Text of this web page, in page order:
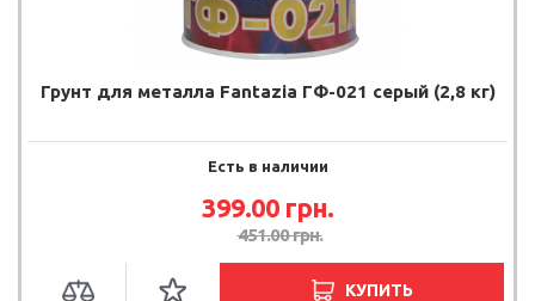
Грунт для металла Fantazia ГФ-021 серый (2,8 кг)
Есть в наличии
399.00 грн.
451.00 грн.
КУПИТЬ